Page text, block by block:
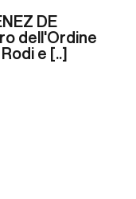
DE
dell'Ordine
e [..]